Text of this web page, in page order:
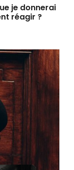
je donnerai
réagir ?